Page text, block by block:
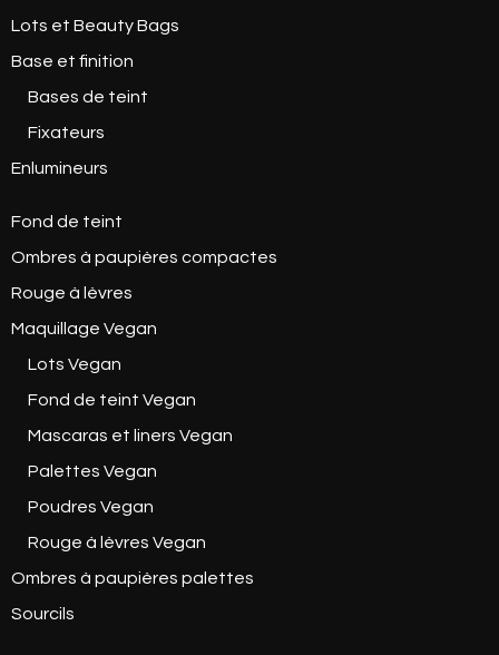
Lots et Beauty Bags
Base et finition
Bases de teint
Fixateurs
Enlumineurs
Fond de teint
Ombres à paupières compactes
Rouge à lèvres
Maquillage Vegan
Lots Vegan
Fond de teint Vegan
Mascaras et liners Vegan
Palettes Vegan
Poudres Vegan
Rouge à lèvres Vegan
Ombres à paupières palettes
Sourcils